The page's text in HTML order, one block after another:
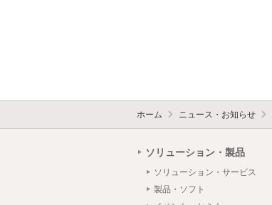
ホーム ニュース・お知らせ
ソリューション・製品
ソリューション・サービス
製品・ソフト